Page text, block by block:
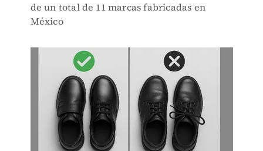
de un total de 11 marcas fabricadas en
México